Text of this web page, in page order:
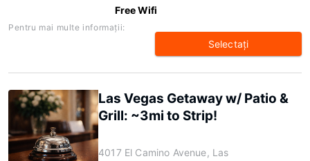
Free Wifi
Pentru mai multe informaţii:
Selectaţi
Las Vegas Getaway w/ Patio &
Grill: ~3mi to Strip!
4017 El Camino Avenue, Las